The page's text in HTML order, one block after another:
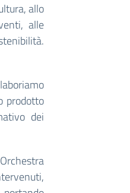
allo
alle
prodotto
dei